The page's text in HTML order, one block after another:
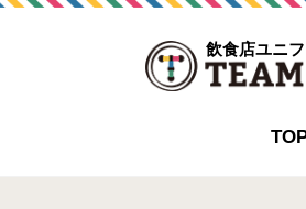
飲食店ユニ